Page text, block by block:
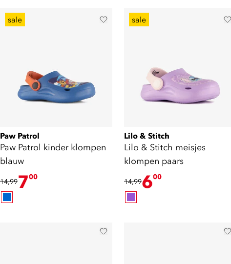
sale
Paw Patrol
Paw Patrol kinder klompen
blauw
14,99700
sale
Lilo & Stitch
Lilo & Stitch meisjes
klompen paars
14,99600